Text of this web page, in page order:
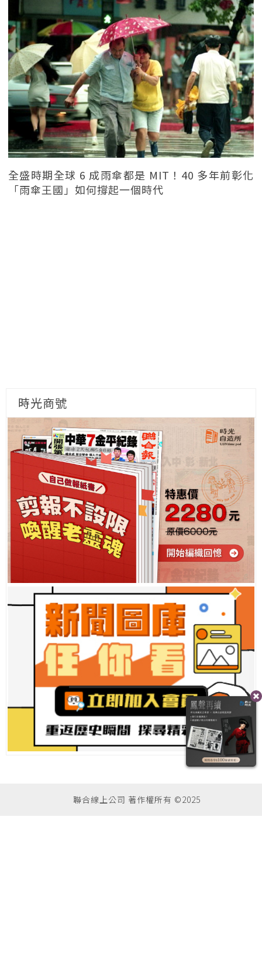
全盛時期全球 6 成雨傘都是 MIT！40 多年前彰化
「雨傘王國」如何撐起一個時代
時光商號
聯合線上公司 著作權所有 ©2025